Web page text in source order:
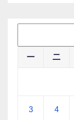
一 二
3 4